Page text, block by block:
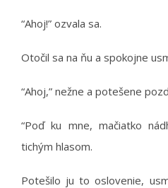
“Ahoj!” ozvala sa.
Otočil sa na ňu a spokojne
“Ahoj,” nežne a potešene
“Poď ku mne, mačiatko
tichým hlasom.
Potešilo ju to oslovenie,